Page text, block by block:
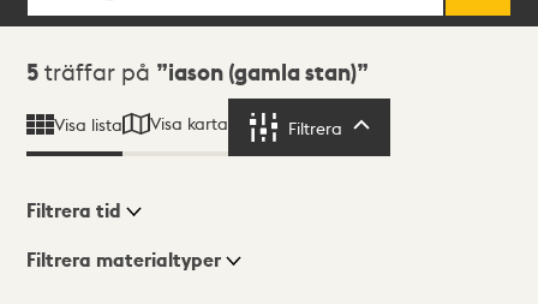
Sökresultat
5 träffar på iason (gamla stan)
Visa lista Visa karta Filtrera
Visningsläge
Filtrera tid
Filtrera materialtyper